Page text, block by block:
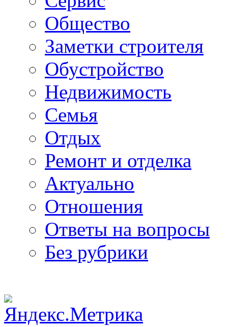
Общество
Заметки строителя
Обустройство
Недвижимость
Семья
Отдых
Ремонт и отделка
Актуально
Отношения
Ответы на вопросы
Без рубрики